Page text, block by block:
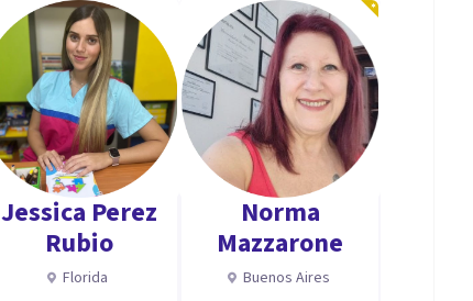
Jessica Perez
Rubio
Florida
Norma
Mazzarone
Buenos Aires